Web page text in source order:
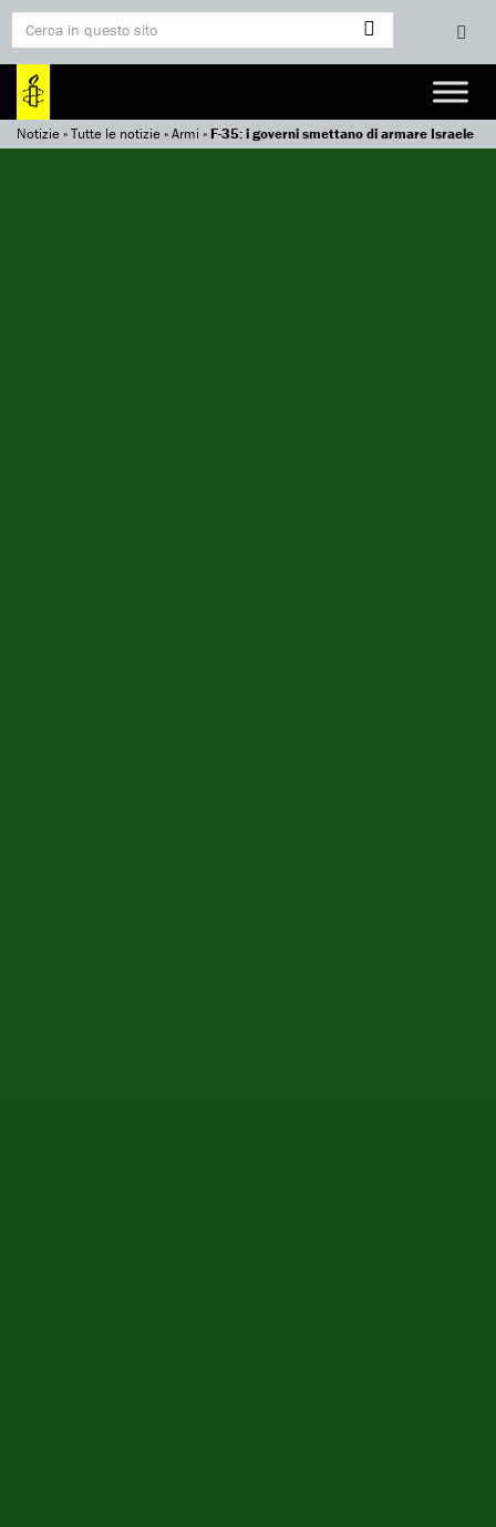
Notizie»Tutte le notizie»Armi »F-35: i governi smettano di armare Israele